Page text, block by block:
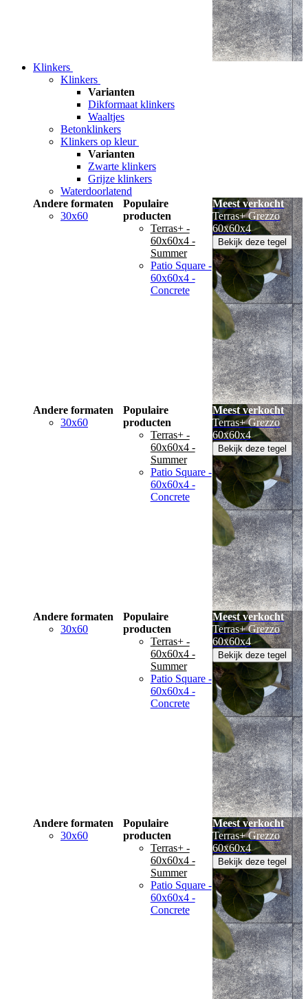
Klinkers
Klinkers
Varianten
Dikformaat klinkers
Waaltjes
Betonklinkers
Klinkers op kleur
Varianten
Zwarte klinkers
Grijze klinkers
Waterdoorlatend
Andere formaten
30x60
Populaire
producten
Terras+ -
60x60x4 -
Summer
Patio Square -
60x60x4 -
Concrete
Meest verkocht
Terras+ Grezzo
60x60x4
Bekijk deze tegel
Andere formaten
30x60
Populaire
producten
Terras+ -
60x60x4 -
Summer
Patio Square -
60x60x4 -
Concrete
Meest verkocht
Terras+ Grezzo
60x60x4
Bekijk deze tegel
Andere formaten
30x60
Populaire
producten
Terras+ -
60x60x4 -
Summer
Patio Square -
60x60x4 -
Concrete
Meest verkocht
Terras+ Grezzo
60x60x4
Bekijk deze tegel
Andere formaten
30x60
Populaire
producten
Terras+ -
60x60x4 -
Summer
Patio Square -
60x60x4 -
Concrete
Meest verkocht
Terras+ Grezzo
60x60x4
Bekijk deze tegel